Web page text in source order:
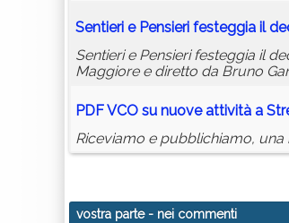
Sentieri e Pensieri festeggia il
Sentieri e Pensieri festeggia il
Maggiore e diretto da Bruno
PDF VCO su nuove attività a
Riceviamo e pubblichiamo,
vostra parte- nei commenti